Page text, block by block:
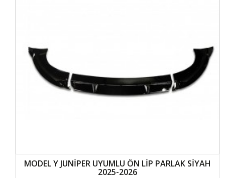
MODEL Y JUNİPER UYUMLU ÖN LİP PARLAK SİYAH
2025-2026